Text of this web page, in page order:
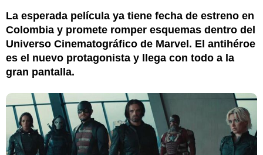
La esperada película ya tiene fecha de estreno en
Colombia y promete romper esquemas dentro del
Universo Cinematográfico de Marvel. El antihéroe
es el nuevo protagonista y llega con todo a la
gran pantalla.